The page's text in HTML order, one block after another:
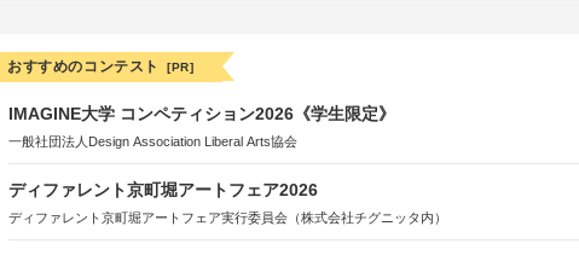
おすすめのコンテスト [PR]
IMAGINE大学 コンペティション2026《学生限定》
一般社団法人Design Association Liberal Arts協会
ディファレント京町堀アートフェア2026
ディファレント京町堀アートフェア実行委員会（株式会社チグニッタ内）